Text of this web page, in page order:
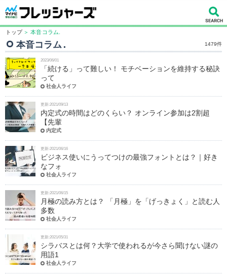
トップ ＞ 本音コラム.
本音コラム. 1479件
2023/06/01
「続ける」って難しい！ モチベーションを維持する秘訣
って
社会人ライフ
更新:2021/09/13
内定式の時間はどのくらい？ オンライン参加は2割超
【先輩
内定式
更新:2021/06/16
ビジネス使いにうってつけの最強フォントとは？｜好き
なフォ
社会人ライフ
更新:2021/06/15
月極の読み方とは？ 「月極」を「げっきょく」と読む人
多数
社会人ライフ
更新:2021/05/31
シラバスとは何？大学で使われるが今さら聞けない謎の
用語1
社会人ライフ